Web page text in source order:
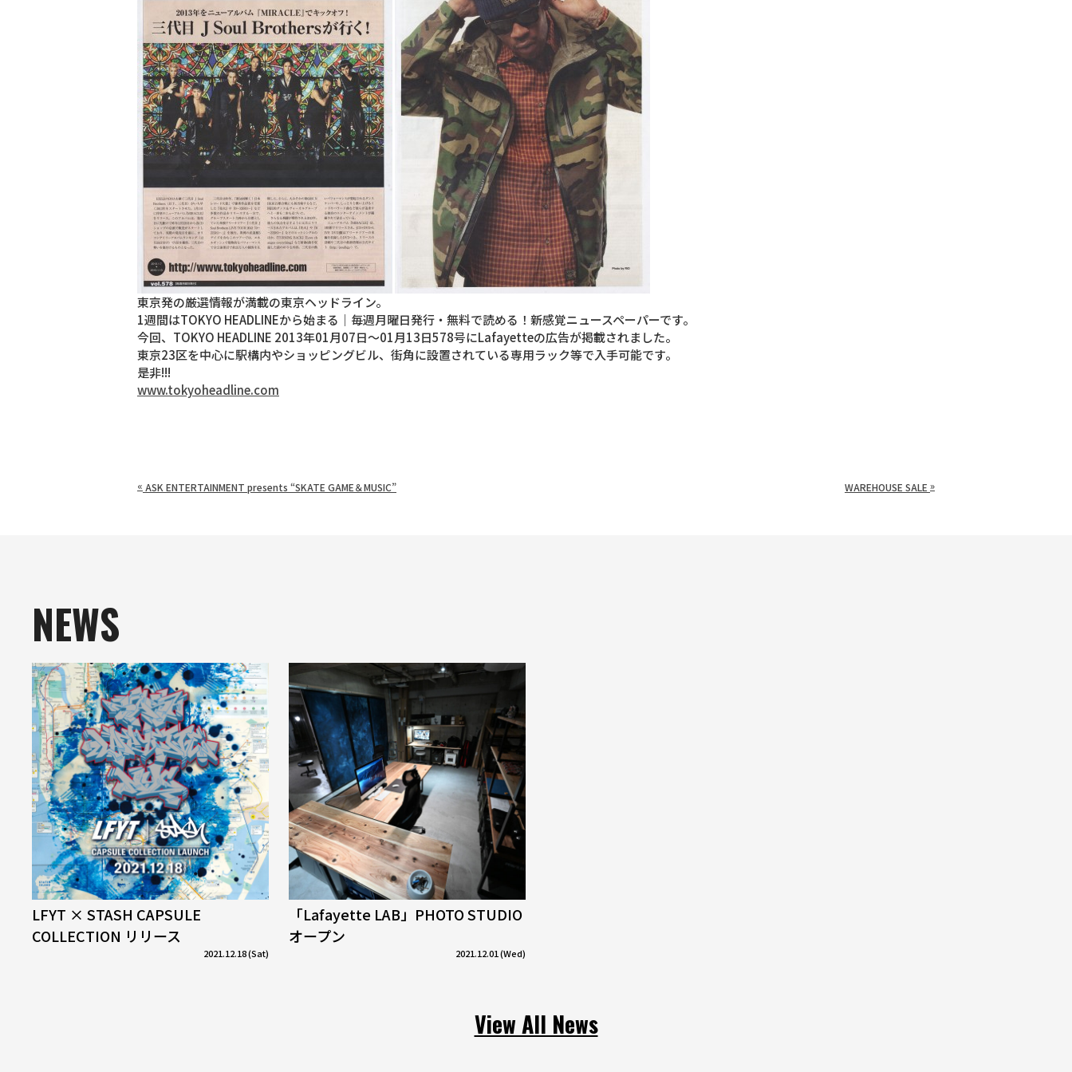
東京発の厳選情報が満載の東京ヘッドライン。
1週間はTOKYO HEADLINEから始まる｜毎週月曜日発行・無料で読める！新感覚ニュースペーパーです。
今回、TOKYO HEADLINE 2013年01月07日〜01月13日578号にLafayetteの広告が掲載されました。
東京23区を中心に駅構内やショッピングビル、街角に設置されている専用ラック等で入手可能です。
是非!!!
www.tokyoheadline.com
« ASK ENTERTAINMENT presents “SKATE GAME＆MUSIC” WAREHOUSE SALE »
NEWS
LFYT × STASH CAPSULE
COLLECTION リリース
2021.12.18 (Sat)
「Lafayette LAB」PHOTO STUDIO
オープン
2021.12.01 (Wed)
View All News